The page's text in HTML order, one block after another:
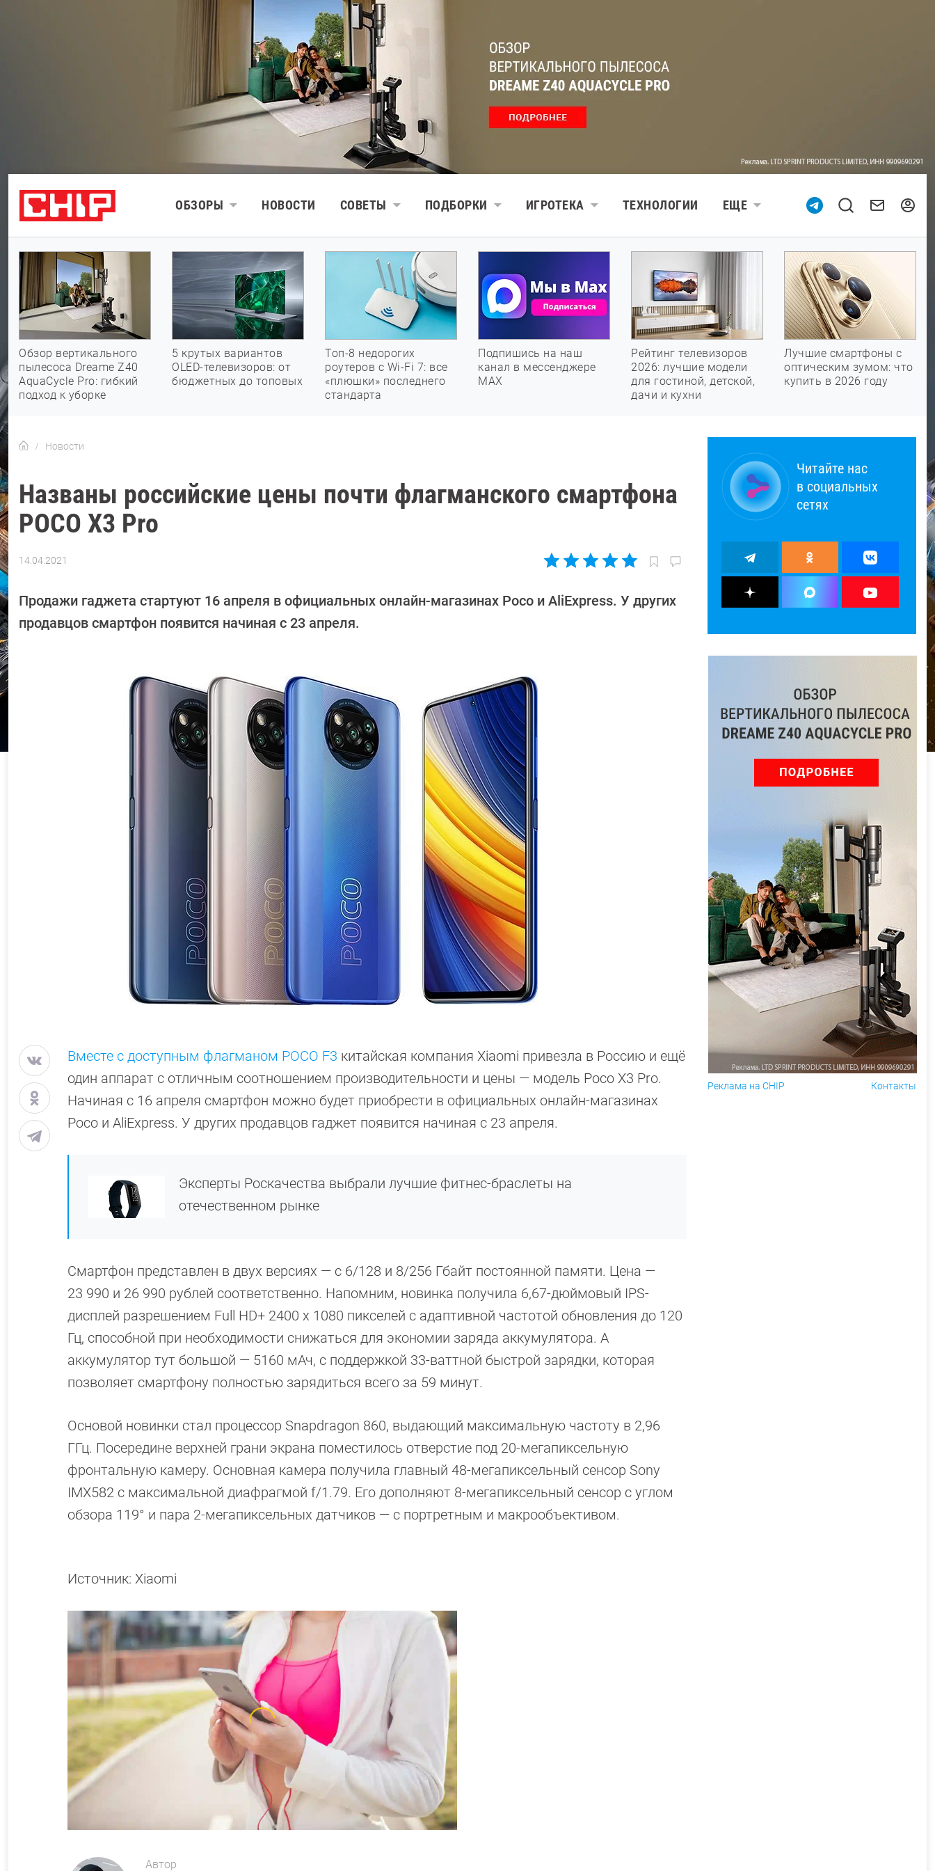
ОБЗОРЫ НОВОСТИ СОВЕТЫ ПОДБОРКИ ИГРОТЕКА ТЕХНОЛОГИИ ЕЩЕ
Обзор вертикального
пылесоса Dreame Z40
AquaCycle Pro: гибкий
подход к уборке
5 крутых вариантов
OLED-телевизоров: от
бюджетных до топовых
Топ-8 недорогих
роутеров с Wi-Fi 7: все
«плюшки» последнего
стандарта
Подпишись на наш
канал в мессенджере
МАХ
Рейтинг телевизоров
2026: лучшие модели
для гостиной, детской,
дачи и кухни
Лучшие смартфоны с
оптическим зумом: что
купить в 2026 году
Новости
Названы российские цены почти флагманского смартфона
POCO X3 Pro
14.04.2021
Кошик
Продажи гаджета стартуют 16 апреля в официальных онлайн-магазинах Poco и AliExpress. У других
продавцов смартфон появится начиная с 23 апреля.
Вместе с доступным флагманом POCO F3 китайская компания Xiaomi привезла в Россию и ещё
один аппарат с отличным соотношением производительности и цены — модель Poco X3 Pro.
Начиная с 16 апреля смартфон можно будет приобрести в официальных онлайн-магазинах
Poco и AliExpress. У других продавцов гаджет появится начиная с 23 апреля.
Эксперты Роскачества выбрали лучшие фитнес-браслеты на
отечественном рынке
Смартфон представлен в двух версиях — с 6/128 и 8/256 Гбайт постоянной памяти. Цена —
23 990 и 26 990 рублей соответственно. Напомним, новинка получила 6,67-дюймовый IPS-
дисплей разрешением Full HD+ 2400 x 1080 пикселей с адаптивной частотой обновления до 120
Гц, способной при необходимости снижаться для экономии заряда аккумулятора. А
аккумулятор тут большой — 5160 мАч, с поддержкой 33-ваттной быстрой зарядки, которая
позволяет смартфону полностью зарядиться всего за 59 минут.
Основой новинки стал процессор Snapdragon 860, выдающий максимальную частоту в 2,96
ГГц. Посередине верхней грани экрана поместилось отверстие под 20-мегапиксельную
фронтальную камеру. Основная камера получила главный 48-мегапиксельный сенсор Sony
IMX582 с максимальной диафрагмой f/1.79. Его дополняют 8-мегапиксельный сенсор с углом
обзора 119° и пара 2-мегапиксельных датчиков — с портретным и макрообъективом.
Источник: Xiaomi
Автор
Читайте нас
в социальных
сетях
Реклама на CHIP Контакты